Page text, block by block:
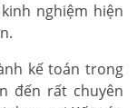
nghiệm hiện
kế toán trong
đến rất chuyên